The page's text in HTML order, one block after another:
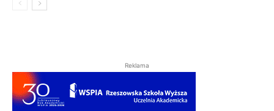
Reklama